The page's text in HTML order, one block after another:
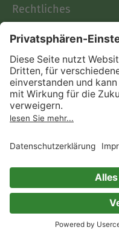
Rechtliches
AGB
Informationen nach Data
Act
Verträge hier kündigen
Impressum
Immer